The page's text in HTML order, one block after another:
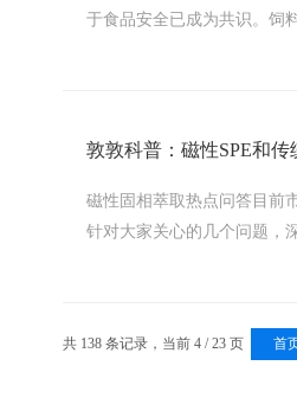
于食品安全已成为共识。饲
敦敦科普：磁性SPE和
磁性固相萃取热点问答目前
针对大家关心的几个问题，
共 138 条记录，当前 4 / 23 页 首